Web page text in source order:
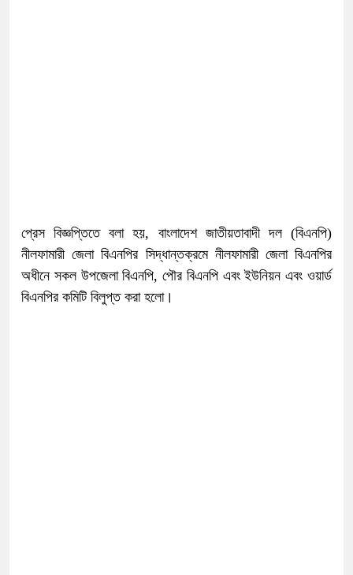
প্রেস বিজ্ঞপ্তিতে বলা হয়, বাংলাদেশ জাতীয়তাবাদী দল (বিএনপি)
নীলফামারী জেলা বিএনপির সিদ্ধান্তক্রমে নীলফামারী জেলা বিএনপির
অধীনে সকল উপজেলা বিএনপি, পৌর বিএনপি এবং ইউনিয়ন এবং ওয়ার্ড
বিএনপির কমিটি বিলুপ্ত করা হলো।